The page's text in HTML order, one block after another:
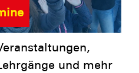
und mehr